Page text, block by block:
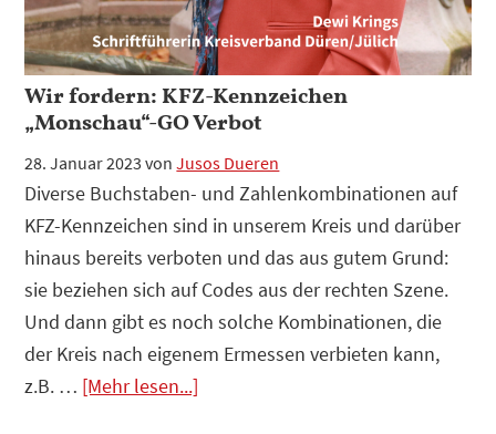
Wir fordern: KFZ-Kennzeichen
„Monschau“-GO Verbot
28. Januar 2023 vonJusos Dueren
Diverse Buchstaben- und Zahlenkombinationen auf
KFZ-Kennzeichen sind in unserem Kreis und darüber
hinaus bereits verboten und das aus gutem Grund:
sie beziehen sich auf Codes aus der rechten Szene.
Und dann gibt es noch solche Kombinationen, die
der Kreis nach eigenem Ermessen verbieten kann,
z.B. … [Mehr lesen...]